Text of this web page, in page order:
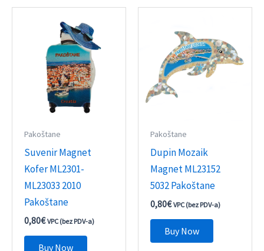
Pakoštane
Suvenir Magnet
Kofer ML2301-
ML23033 2010
Pakoštane
0,80€ VPC (bez PDV-a)
Buy Now
Pakoštane
Dupin Mozaik
Magnet ML23152
5032 Pakoštane
0,80€ VPC (bez PDV-a)
Buy Now